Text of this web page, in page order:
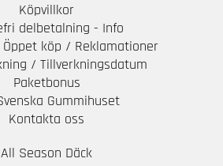
Köpvillkor
delbetalning - Info
köp / Reklamationer
/ Tillverkningsdatum
Paketbonus
Gummihuset
Kontakta oss
All Season Däck